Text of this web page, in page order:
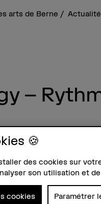
arts de Berne
–
de Biel
en
HKB, Bourg
🍪
des cookies sur
son utilisation et
cookies Paramétrer